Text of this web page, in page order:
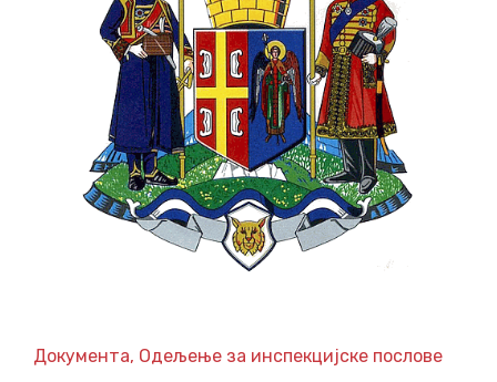
Документа, Одељење за инспекцијске послове